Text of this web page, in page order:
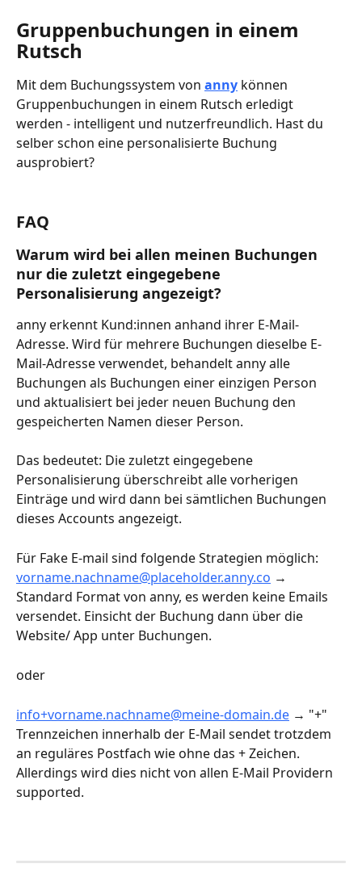
Gruppenbuchungen in einem
Rutsch
Mit dem Buchungssystem von anny können
Gruppenbuchungen in einem Rutsch erledigt
werden - intelligent und nutzerfreundlich. Hast du
selber schon eine personalisierte Buchung
ausprobiert?
FAQ
Warum wird bei allen meinen Buchungen
nur die zuletzt eingegebene
Personalisierung angezeigt?
anny erkennt Kund:innen anhand ihrer E-Mail-
Adresse. Wird für mehrere Buchungen dieselbe E-
Mail-Adresse verwendet, behandelt anny alle
Buchungen als Buchungen einer einzigen Person
und aktualisiert bei jeder neuen Buchung den
gespeicherten Namen dieser Person.
Das bedeutet: Die zuletzt eingegebene
Personalisierung überschreibt alle vorherigen
Einträge und wird dann bei sämtlichen Buchungen
dieses Accounts angezeigt.
Für Fake E-mail sind folgende Strategien möglich:
vorname.nachname@placeholder.anny.co →
Standard Format von anny, es werden keine Emails
versendet. Einsicht der Buchung dann über die
Website/ App unter Buchungen.
oder
info+vorname.nachname@meine-domain.de → "+"
Trennzeichen innerhalb der E-Mail sendet trotzdem
an reguläres Postfach wie ohne das + Zeichen.
Allerdings wird dies nicht von allen E-Mail Providern
supported.